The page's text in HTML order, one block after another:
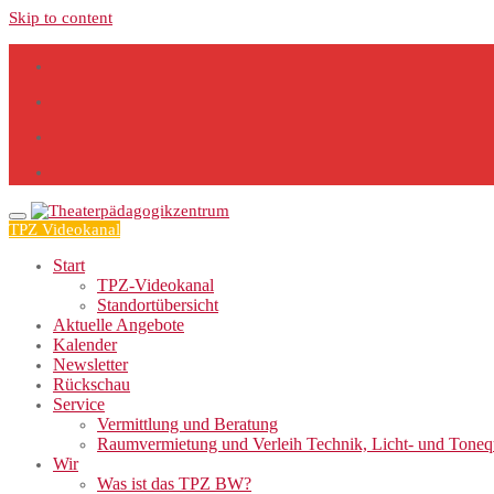
Skip to content
TPZ Videokanal
Start
TPZ-Videokanal
Standortübersicht
Aktuelle Angebote
Kalender
Newsletter
Rückschau
Service
Vermittlung und Beratung
Raumvermietung und Verleih Technik, Licht- und
Wir
Was ist das TPZ BW?